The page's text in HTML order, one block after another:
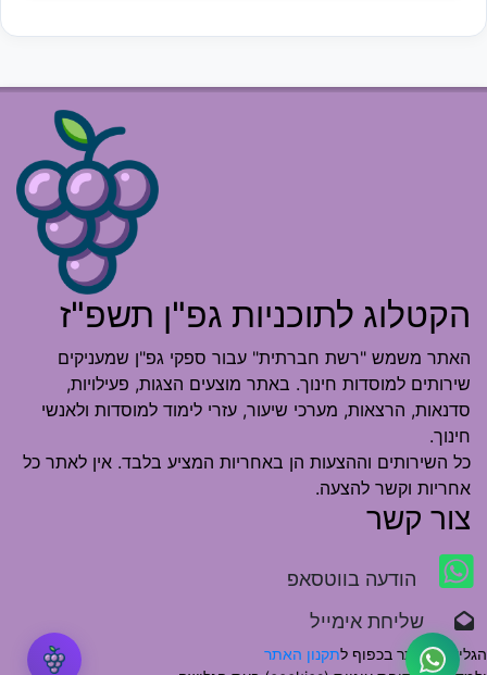
הקטלוג לתוכניות גפ"ן תשפ"ז
האתר משמש "רשת חברתית" עבור ספקי גפ"ן שמעניקים
שירותים למוסדות חינוך. באתר מוצעים הצגות, פעילויות,
סדנאות, הרצאות, מערכי שיעור, עזרי לימוד למוסדות ולאנשי
חינוך.
כל השירותים וההצעות הן באחריות המציע בלבד. אין לאתר כל
אחריות וקשר להצעה.
צור קשר
הודעה בווטסאפ
שליחת אימייל
הגלישה באתר בכפוף לתקנון האתר